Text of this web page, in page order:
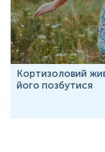
Кортизоловий
його позбутися